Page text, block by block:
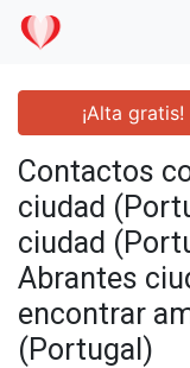
¡Alta gratis!
Contactos
ciudad
ciudad
Abrantes
encontrar
(Portugal)